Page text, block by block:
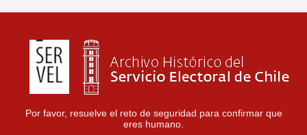
Por favor, resuelve el reto de seguridad para confirmar que
eres humano.